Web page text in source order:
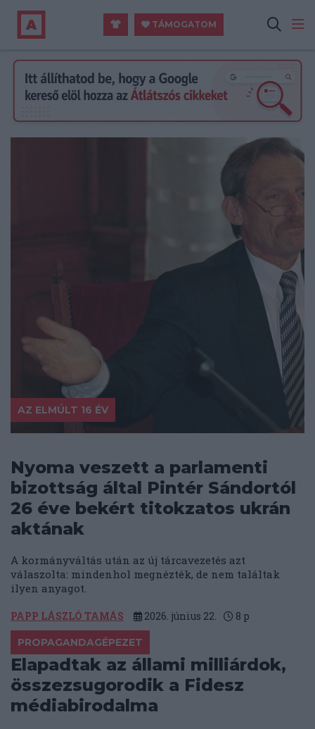
TÁMOGATOM
AZ ELMÚLT 16 ÉV
Nyoma veszett a parlamenti
bizottság által Pintér Sándortól
26 éve bekért titokzatos ukrán
aktának
A kormányváltás után az új tárcavezetés azt
válaszolta: mindenhol megnézték, de nem találtak
ilyen anyagot.
PAPP LÁSZLÓ TAMÁS 2026. június 22. 8 p
PROPAGANDAGÉPEZET
Elapadtak az állami milliárdok,
összezsugorodik a Fidesz
médiabirodalma